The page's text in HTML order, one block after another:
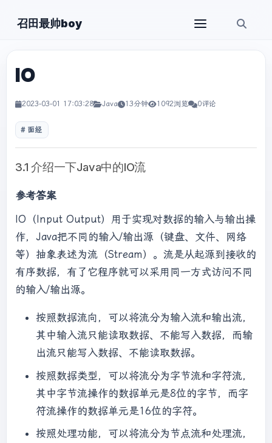
召田最帅boy
IO
2023-03-01 17:03:28 Java 13分钟 1092浏览 0评论
面经
3.1 介绍一下Java中的IO流
参考答案
IO（Input Output）用于实现对数据的输入与输出操
作，Java把不同的输入/输出源（键盘、文件、网络
等）抽象表述为流（Stream）。流是从起源到接收的
有序数据，有了它程序就可以采用同一方式访问不同
的输入/输出源。
按照数据流向，可以将流分为输入流和输出流，
其中输入流只能读取数据、不能写入数据，而输
出流只能写入数据、不能读取数据。
按照数据类型，可以将流分为字节流和字符流，
其中字节流操作的数据单元是8位的字节，而字
符流操作的数据单元是16位的字符。
按照处理功能，可以将流分为节点流和处理流，